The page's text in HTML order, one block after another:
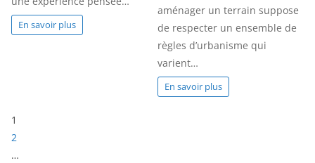
En savoir plus
aménager un terrain suppose
de respecter un ensemble de
règles d’urbanisme qui
varient…
En savoir plus
P
a
g
1
2
…